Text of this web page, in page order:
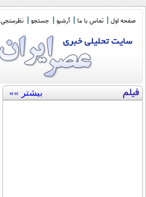
صفحه اول تماس با ما آرشیو جستجو نظرسنجی
فیلم بیشتر »»